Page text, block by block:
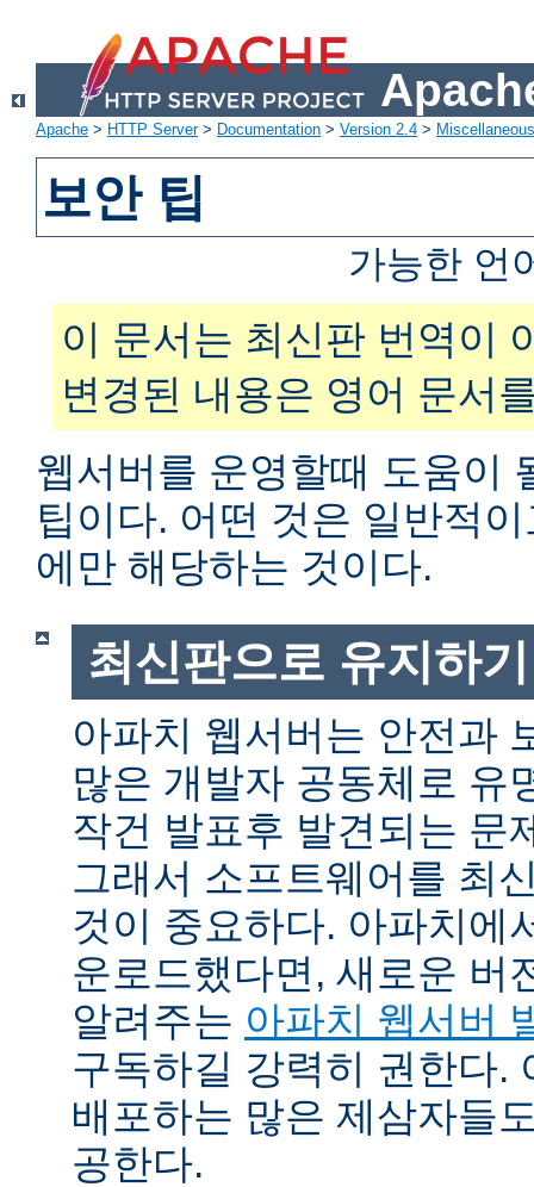
Apache > HTTP Server> Documentation > Version 2.4 >
보안 팁
가능한 언
이 문서는 최신판 번역이
변경된 내용은 영어 문서
웹서버를 운영할때 도움이
팁이다. 어떤 것은 일반적
에만 해당하는 것이다.
최신판으로 유지하기
아파치 웹서버는 안전과
많은 개발자 공동체로 유
작건 발표후 발견되는 문
그래서 소프트웨어를 최
것이 중요하다. 아파치에
운로드했다면, 새로운 버
알려주는 아파치 웹서버
구독하길 강력히 권한다.
배포하는 많은 제삼자들
공한다.